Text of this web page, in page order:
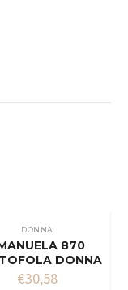
DONNA
870
DONNA
€30,58